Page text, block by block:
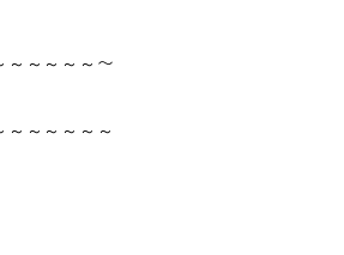
～～～～～〜
～～～～～～